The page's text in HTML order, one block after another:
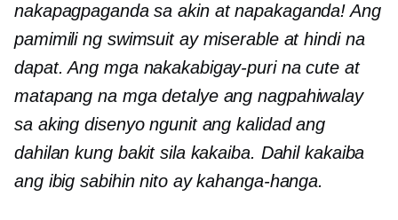
nakapagpaganda sa akin at napakaganda! Ang
pamimili ng swimsuit ay miserable at hindi na
dapat. Ang mga nakakabigay-puri na cute at
matapang na mga detalye ang nagpahiwalay
sa aking disenyo ngunit ang kalidad ang
dahilan kung bakit sila kakaiba. Dahil kakaiba
ang ibig sabihin nito ay kahanga-hanga.